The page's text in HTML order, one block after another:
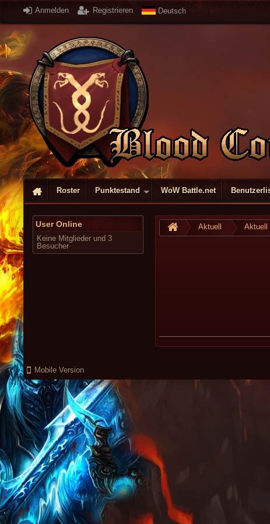
Anmelden Registrieren Deutsch
Roster Punktestand WoW Battle.net
User Online
Keine Mitglieder und 3
Besucher
Aktuell Aktuell
Mobile Version